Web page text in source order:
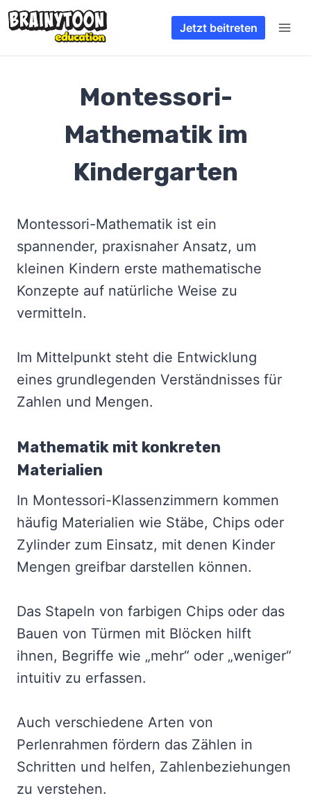
Zum
Inhalt
springen
Jetzt beitreten
Montessori-
Mathematik im
Kindergarten
Montessori-Mathematik ist ein
spannender, praxisnaher Ansatz, um
kleinen Kindern erste mathematische
Konzepte auf natürliche Weise zu
vermitteln.
Im Mittelpunkt steht die Entwicklung
eines grundlegenden Verständnisses für
Zahlen und Mengen.
Mathematik mit konkreten
Materialien
In Montessori-Klassenzimmern kommen
häufig Materialien wie Stäbe, Chips oder
Zylinder zum Einsatz, mit denen Kinder
Mengen greifbar darstellen können.
Das Stapeln von farbigen Chips oder das
Bauen von Türmen mit Blöcken hilft
ihnen, Begriffe wie „mehr“ oder „weniger“
intuitiv zu erfassen.
Auch verschiedene Arten von
Perlenrahmen fördern das Zählen in
Schritten und helfen, Zahlenbeziehungen
zu verstehen.